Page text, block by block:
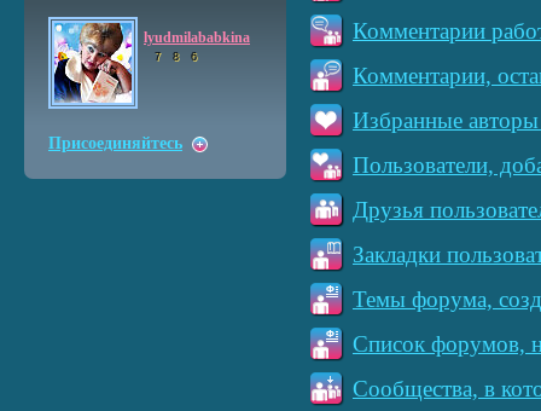
Комментарии
Комментарии,
Избранные авторы
Пользователи,
Друзья
Закладки
Темы форума,
Список форумов,
Сообщества, в
lyudmilababkina
7 8 6
Присоединяйтесь